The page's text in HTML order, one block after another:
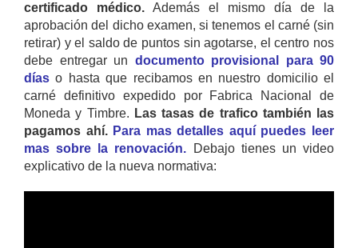
certificado médico. Además el mismo día de la
aprobación del dicho examen, si tenemos el carné (sin
retirar) y el saldo de puntos sin agotarse, el centro nos
debe entregar un documento provisional para 90
días o hasta que recibamos en nuestro domicilio el
carné definitivo expedido por Fabrica Nacional de
Moneda y Timbre. Las tasas de trafico también las
pagamos ahí. Para mas detalles aquí puedes leer
mas sobre la renovación. Debajo tienes un video
explicativo de la nueva normativa: